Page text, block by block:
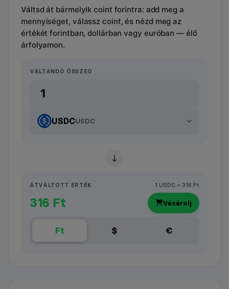
Váltsd át bármelyik coint forintra: add meg a
mennyiséget, válassz coint, és nézd meg az
értékét forintban, dollárban vagy euróban — élő
árfolyamon.
VÁLTANDÓ ÖSSZEG
USDCUSDC
ÁTVÁLTOTT ÉRTÉK 1 USDC = 316 Ft
316 Ft Vásárolj
Ft $ €